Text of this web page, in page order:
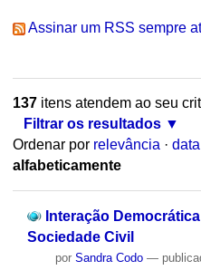
Assinar um RSS sempre
137itens atendem ao seu
Filtrar os resultados
Ordenar por relevância ·
alfabeticamente
Interação
Sociedade Civil
por Sandra Codo —